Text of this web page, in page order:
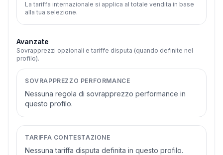
La tariffa internazionale si applica al totale vendita in base
alla tua selezione.
Avanzate
Sovrapprezzi opzionali e tariffe disputa (quando definite nel
profilo).
SOVRAPPREZZO PERFORMANCE
Nessuna regola di sovrapprezzo performance in
questo profilo.
TARIFFA CONTESTAZIONE
Nessuna tariffa disputa definita in questo profilo.